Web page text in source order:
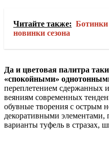
Читайте также: Ботинки
новинки сезона
Да и цветовая палитра
«спокойными»
переплетением сдержанных
веяниям современных
обувные творения с острым
декоративными элементами,
варианты туфель в стразах,